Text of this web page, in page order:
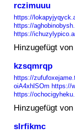
rczimuuu
https://
https://
https://
Hinzugefügt von
kzsqmrqp
https://
oiA4xhlSOm https://
https://
Hinzugefügt von
slrfikmc